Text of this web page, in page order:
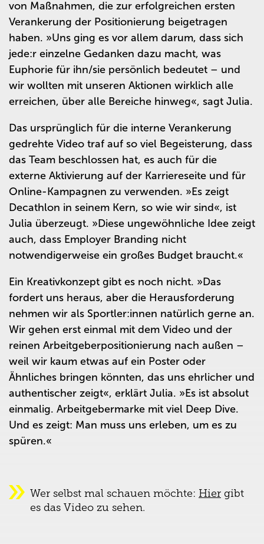
von Maßnahmen, die zur erfolgreichen ersten
Verankerung der Positionierung beigetragen
haben. »Uns ging es vor allem darum, dass sich
jede:r einzelne Gedanken dazu macht, was
Euphorie für ihn/sie persönlich bedeutet – und
wir wollten mit unseren Aktionen wirklich alle
erreichen, über alle Bereiche hinweg«, sagt Julia.
Das ursprünglich für die interne Verankerung
gedrehte Video traf auf so viel Begeisterung, dass
das Team beschlossen hat, es auch für die
externe Aktivierung auf der Karriereseite und für
Online-Kampagnen zu verwenden. »Es zeigt
Decathlon in seinem Kern, so wie wir sind«, ist
Julia überzeugt. »Diese ungewöhnliche Idee zeigt
auch, dass Employer Branding nicht
notwendigerweise ein großes Budget braucht.«
Ein Kreativkonzept gibt es noch nicht. »Das
fordert uns heraus, aber die Herausforderung
nehmen wir als Sportler:innen natürlich gerne an.
Wir gehen erst einmal mit dem Video und der
reinen Arbeitgeberpositionierung nach außen –
weil wir kaum etwas auf ein Poster oder
Ähnliches bringen könnten, das uns ehrlicher und
authentischer zeigt«, erklärt Julia. »Es ist absolut
einmalig. Arbeitgebermarke mit viel Deep Dive.
Und es zeigt: Man muss uns erleben, um es zu
spüren.«
Wer selbst mal schauen möchte: Hier gibt
es das Video zu sehen.